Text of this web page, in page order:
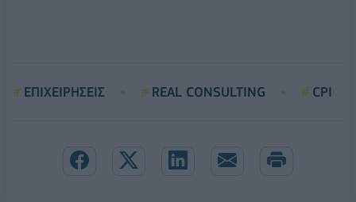
ΕΠΙΧΕΙΡΗΣΕΙΣ REAL CONSULTING CPI